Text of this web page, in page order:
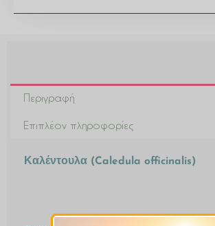
Περιγραφή
Επιπλέον πληροφορίες
Καλέντουλα (Caledula officinalis)